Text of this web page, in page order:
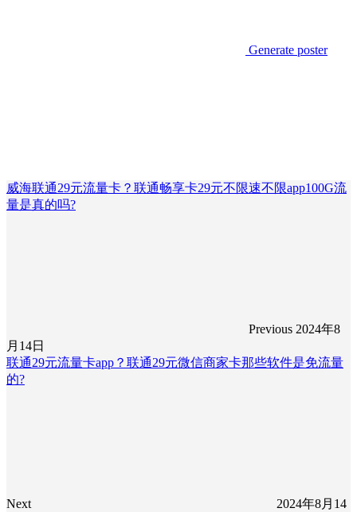
Generate poster
威海联通29元流量卡？联通畅享卡29元不限速不限app100G流
量是真的吗?
Previous 2024年8
月14日
联通29元流量卡app？联通29元微信商家卡那些软件是免流量
的?
Next
2024年8月14